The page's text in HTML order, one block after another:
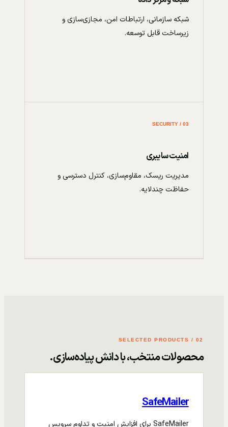
شبکه سازمانی، ارتباطات امن، مجازی‌سازی و
زیرساخت قابل توسعه.
03 / SECURITY
امنیت سایبری
مدیریت ریسک، مقاوم‌سازی، کنترل دسترسی و
حفاظت چندلایه.
02 / SELECTED PRODUCTS
محصولات منتخب، با دانش پیاده‌سازی.
SafeMailer
SafeMailer برای افزایش امنیت و تداوم سرویس